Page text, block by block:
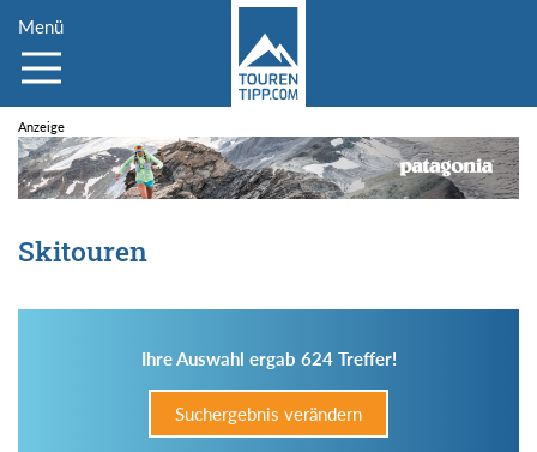
Menü
Skitouren
Ihre Auswahl ergab 624 Treffer!
Suchergebnis verändern